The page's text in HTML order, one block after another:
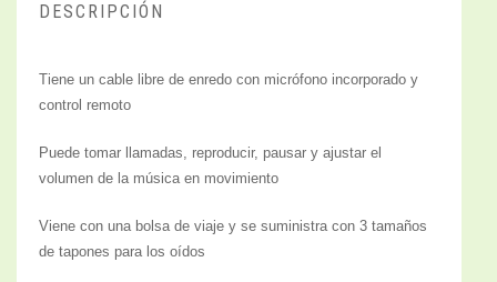
DESCRIPCIÓN
Tiene un cable libre de enredo con micrófono incorporado y
control remoto
Puede tomar llamadas, reproducir, pausar y ajustar el
volumen de la música en movimiento
Viene con una bolsa de viaje y se suministra con 3 tamaños
de tapones para los oídos